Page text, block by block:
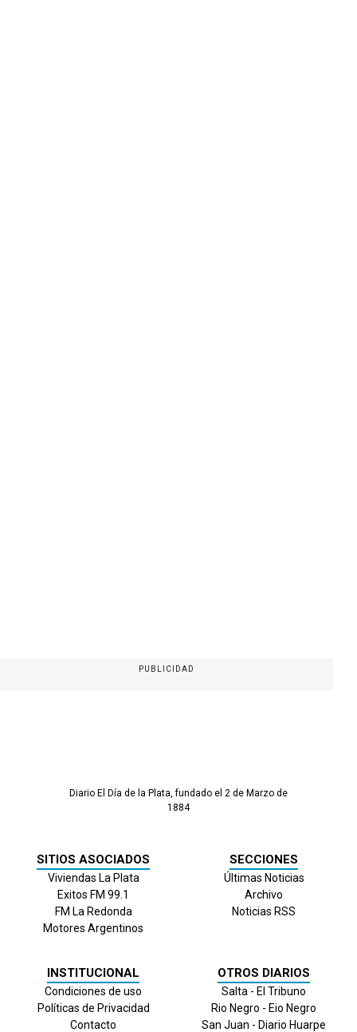
PUBLICIDAD
Diario El Día de la Plata, fundado el 2 de Marzo de
1884
SITIOS ASOCIADOS
Viviendas La Plata
Exitos FM 99.1
FM La Redonda
Motores Argentinos
SECCIONES
Últimas Noticias
Archivo
Noticias RSS
INSTITUCIONAL
Condiciones de uso
Políticas de Privacidad
Contacto
OTROS DIARIOS
Salta - El Tribuno
Rio Negro - Eio Negro
San Juan - Diario Huarpe